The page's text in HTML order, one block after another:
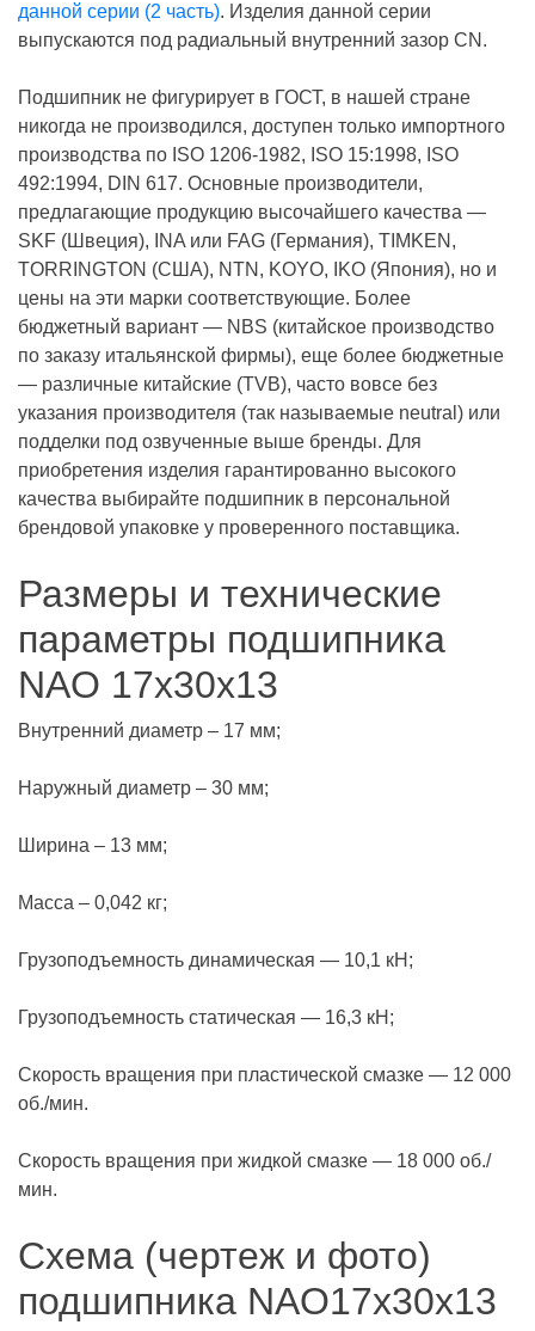
данной серии (2 часть). Изделия данной серии
выпускаются под радиальный внутренний зазор CN.
Подшипник не фигурирует в ГОСТ, в нашей стране
никогда не производился, доступен только импортного
производства по ISO 1206-1982, ISO 15:1998, ISO
492:1994, DIN 617. Основные производители,
предлагающие продукцию высочайшего качества —
SKF (Швеция), INA или FAG (Германия), TIMKEN,
TORRINGTON (США), NTN, KOYO, IKO (Япония), но и
цены на эти марки соответствующие. Более
бюджетный вариант — NBS (китайское производство
по заказу итальянской фирмы), еще более бюджетные
— различные китайские (TVB), часто вовсе без
указания производителя (так называемые neutral) или
подделки под озвученные выше бренды. Для
приобретения изделия гарантированно высокого
качества выбирайте подшипник в персональной
брендовой упаковке у проверенного поставщика.
Размеры и технические
параметры подшипника
NAO 17x30x13
Внутренний диаметр – 17 мм;
Наружный диаметр – 30 мм;
Ширина – 13 мм;
Масса – 0,042 кг;
Грузоподъемность динамическая — 10,1 кН;
Грузоподъемность статическая — 16,3 кН;
Скорость вращения при пластической смазке — 12 000
об./мин.
Скорость вращения при жидкой смазке — 18 000 об./
мин.
Схема (чертеж и фото)
подшипника NAO17x30x13